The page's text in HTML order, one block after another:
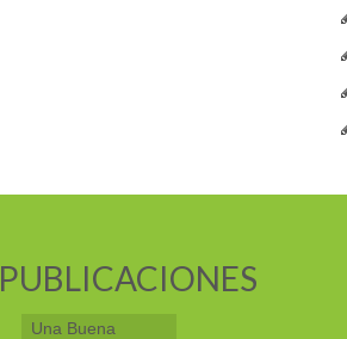
PUBLICACIONES
Una Buena